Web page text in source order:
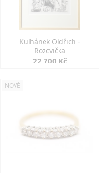
Kulhánek Oldřich -
Rozcvička
22 700 Kč
NOVÉ